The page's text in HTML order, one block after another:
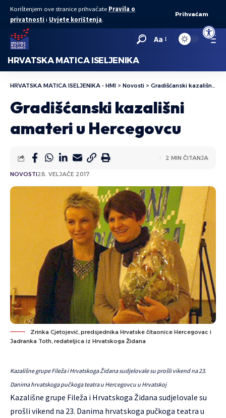
Open
Korištenjem ove stranice prihvaćate Pravila o
privatnosti i Uvjete korištenja.
Prihvaćam
Aa
HRVATSKA MATICA ISELJENIKA
HRVATSKA MATICA ISELJENIKA - HMI > Novosti > Gradišćanski kazališni amateri u Hercegovcu
Gradišćanski kazališni
amateri u Hercegovcu
NOVOSTI28. VELJAČE 2017.
2 MIN ČITANJA
Zrinka Cjetojević, predsjednika Hrvatske čitaonice Hercegovac i
Jadranka Toth, redateljica iz Hrvatskoga Židana
Kazališne grupe Fileža i Hrvatskoga Židana sudjelovale su prošli vikend na 23.
Danima hrvatskoga pučkoga teatra u Hercegovcu u Hrvatskoj
Kazališne grupe Fileža i Hrvatskoga Židana sudjelovale su
prošli vikend na 23. Danima hrvatskoga pučkoga teatra u